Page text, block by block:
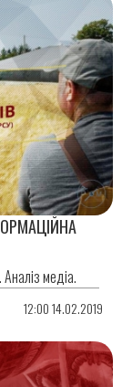
медіа.
12:00 14.02.2019